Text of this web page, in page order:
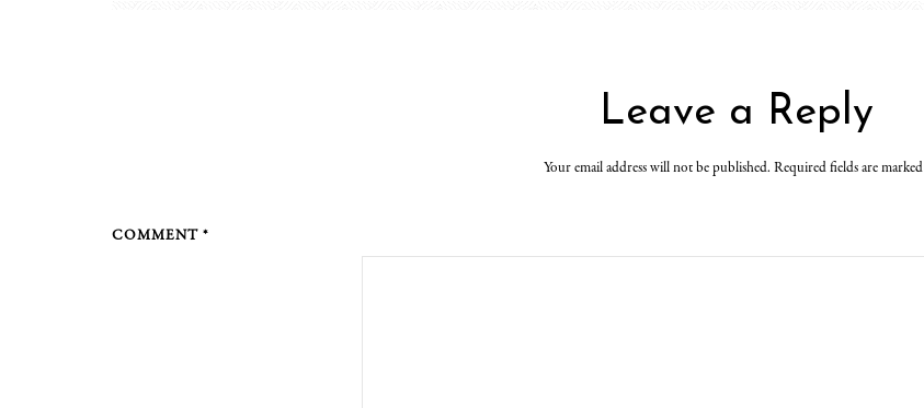
Leave a Reply
Your email address will not be published. Required fields are marked
COMMENT *